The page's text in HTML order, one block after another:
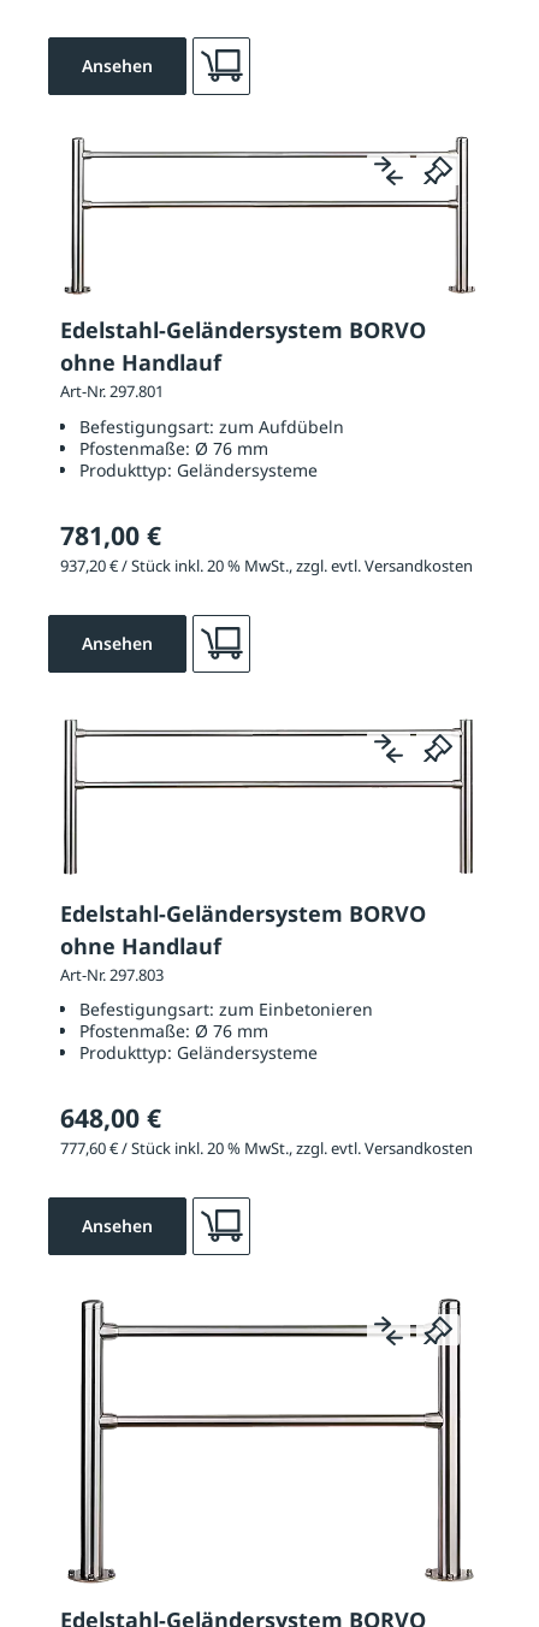
Ansehen
Edelstahl-Geländersystem BORVO
ohne Handlauf
Art-Nr. 297.801
Befestigungsart: zum Aufdübeln
Pfostenmaße: Ø 76 mm
Produkttyp: Geländersysteme
781,00 €
937,20 € / Stück inkl. 20 % MwSt., zzgl. evtl. Versandkosten
Ansehen
Edelstahl-Geländersystem BORVO
ohne Handlauf
Art-Nr. 297.803
Befestigungsart: zum Einbetonieren
Pfostenmaße: Ø 76 mm
Produkttyp: Geländersysteme
648,00 €
777,60 € / Stück inkl. 20 % MwSt., zzgl. evtl. Versandkosten
Ansehen
Edelstahl-Geländersystem BORVO